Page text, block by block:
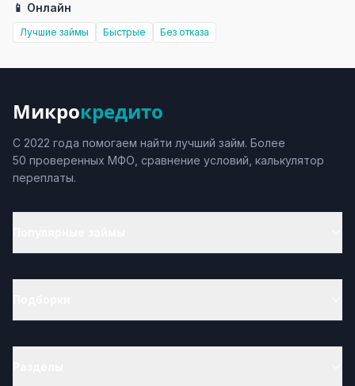
📱 Онлайн
Лучшие займы Быстрые Без отказа
Микрокредито
С 2022 года помогаем найти лучший займ. Более
50 проверенных МФО, сравнение условий, калькулятор
переплаты.